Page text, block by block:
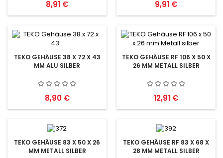
Preis
8,91 € Preis
9,91 €
TEKO GEHÄUSE 38 X 72 X 43
MM ALU SILBER
Preis
8,90 €
TEKO GEHÄUSE RF 106 X 50 X
26 MM METALL SILBER
Preis
12,91 €
TEKO GEHÄUSE 83 X 50 X 26
MM METALL SILBER
TEKO GEHÄUSE RF 83 X 68 X
28 MM METALL SILBER